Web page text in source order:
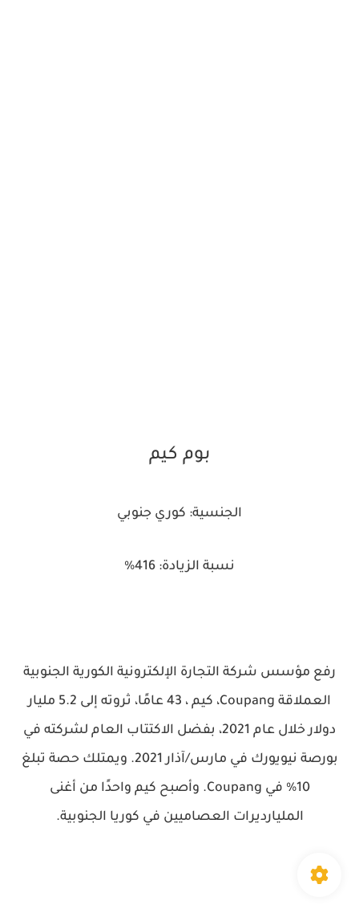
بوم كيم
الجنسية: كوري جنوبي
نسبة الزيادة: 416%
رفع مؤسس شركة التجارة الإلكترونية الكورية الجنوبية
العملاقة Coupang، كيم ، 43 عامًا، ثروته إلى 5.2 مليار
دولار خلال عام 2021، بفضل الاكتتاب العام لشركته في
بورصة نيويورك في مارس/آذار 2021. ويمتلك حصة تبلغ
10% في Coupang. وأصبح كيم واحدًا من أغنى
المليارديرات العصاميين في كوريا الجنوبية.